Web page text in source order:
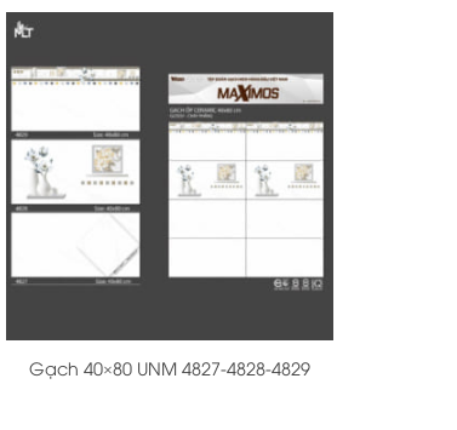
Gạch 40×80 UNM 4827-4828-4829